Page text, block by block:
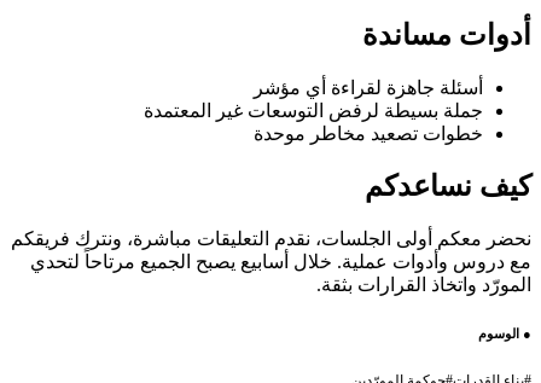
أدوات مساندة
أسئلة جاهزة لقراءة أي مؤشر
جملة بسيطة لرفض التوسعات غير المعتمدة
خطوات تصعيد مخاطر موحدة
كيف نساعدكم
نحضر معكم أولى الجلسات، نقدم التعليقات مباشرة، ونترك فريقكم
مع دروس وأدوات عملية. خلال أسابيع يصبح الجميع مرتاحاً لتحدي
المورّد واتخاذ القرارات بثقة.
●الوسوم